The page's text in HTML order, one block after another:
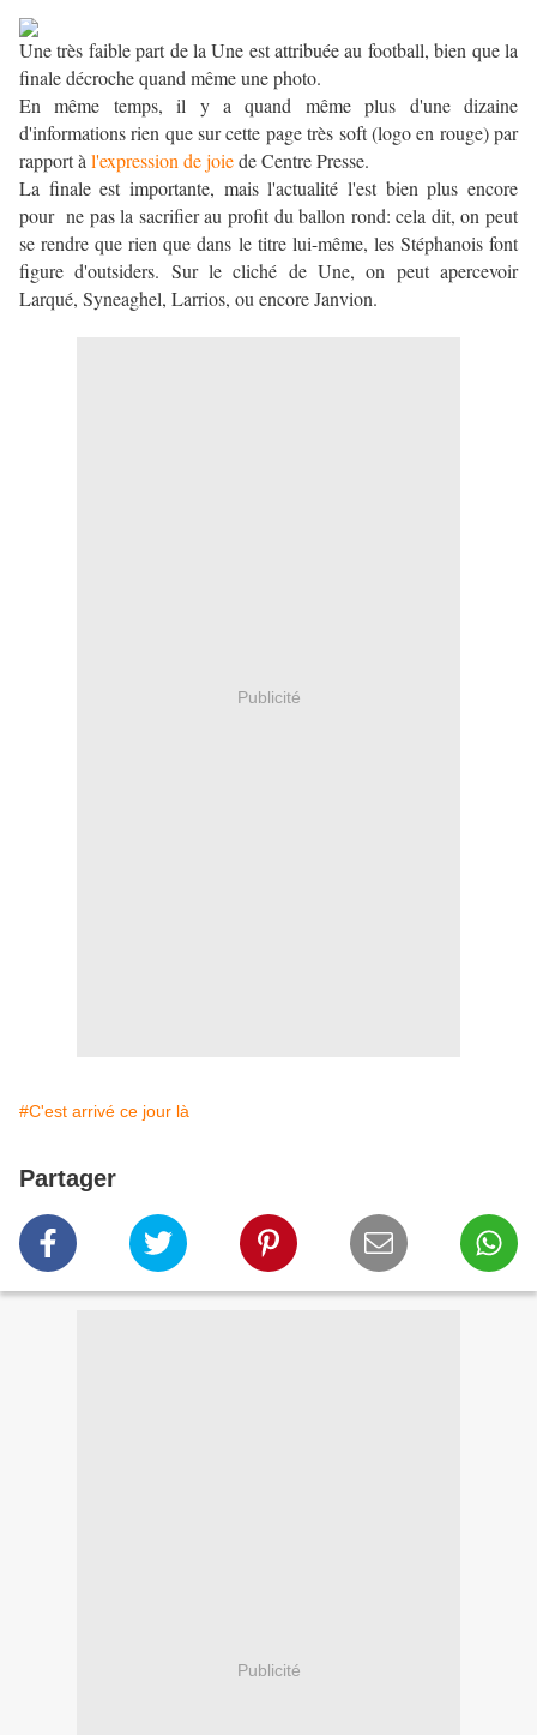
Une très faible part de la Une est attribuée au football, bien que la
finale décroche quand même une photo.
En même temps, il y a quand même plus d'une dizaine
d'informations rien que sur cette page très soft (logo en rouge) par
rapport à l'expression de joiede Centre Presse.
La finale est importante, mais l'actualité l'est bien plus encore
pour ne pas la sacrifier au profit du ballon rond: cela dit, on peut
se rendre que rien que dans le titre lui-même, les Stéphanois font
figure d'outsiders. Sur le cliché de Une, on peut apercevoir
Larqué, Syneaghel, Larrios, ou encore Janvion.
Publicité
#C'est arrivé ce jour là
Partager
Publicité